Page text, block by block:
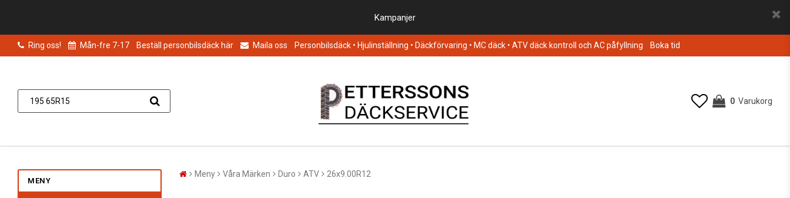
Kampanjer
Ring oss! Mån-fre 7-17 Beställ personbilsdäck här Maila oss Personbilsdäck • Hjulinställning • Däckförvaring • MC däck • ATV däck kontroll och AC påfyllning Boka tid
0 Varukorg
MENY
Meny Våra Märken Duro ATV 26x9.00R12